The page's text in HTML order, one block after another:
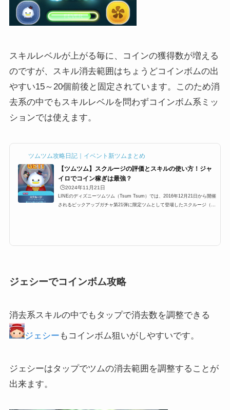
スキルレベルが上がる毎に、コインの獲得数が増える
のですが、スキル消去範囲はちょうどコインボムの出
やすい15～20個前後と固定されています。このため消
去系の中でもスキルレベルを問わずコインボム系ミッ
ションでは使えます。
ツムツム攻略日記｜イベント新ツムまとめ
【ツムツム】スクルージの評価とスキルの使い方！ジャ
イロでコイン稼ぎは最強？
🕒️2024年11月21日
LINEのディズニーツムツム（Tsum Tsum）では、2016年12月21日から開催
されるピックアップガチャ第21弾に限定ツムとして登場したスクルージ（S
ジェシーでコインボム攻略
消去系スキルの中でもタップで消去数を調整できる
ジェシー もコインボム狙いがしやすいです。
ジェシーはタップでツムの消去範囲を調整することが
出来ます。